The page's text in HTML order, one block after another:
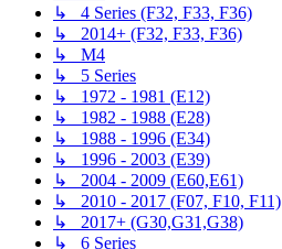
↳ 4 Series (F32, F33, F36)
↳ 2014+ (F32, F33, F36)
↳ M4
↳ 5 Series
↳ 1972 - 1981 (E12)
↳ 1982 - 1988 (E28)
↳ 1988 - 1996 (E34)
↳ 1996 - 2003 (E39)
↳ 2004 - 2009 (E60,E61)
↳ 2010 - 2017 (F07, F10, F11)
↳ 2017+ (G30,G31,G38)
↳ 6 Series